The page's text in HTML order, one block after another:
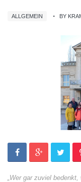
ALLGEMEIN BY
„Wer gar zuviel bedenkt,